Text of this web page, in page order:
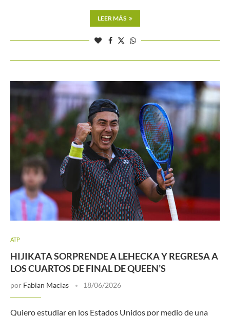
LEER MÁS
ATP
HIJIKATA SORPRENDE A LEHECKA Y REGRESA A
LOS CUARTOS DE FINAL DE QUEEN’S
por Fabian Macias 18/06/2026
Quiero estudiar en los Estados Unidos por medio de una